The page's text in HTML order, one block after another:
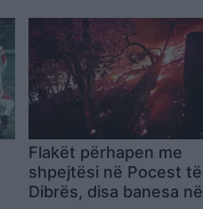
Flakët përhapen me
shpejtësi në Pocest të
Dibrës, disa banesa në